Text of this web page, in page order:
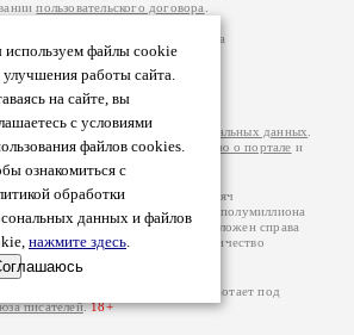
файлы cookie
улучшения работы сайта.
на сайте, вы
с условиями
файлов cookies.
ознакомиться с
обработки
данных и файлов
нажмите здесь.
пользовательского договора
принадлежат авторам
. Перепечатка произведений возможна
к которому вы можете
странице. Ответственность за
несут самостоятельно на
изаконодательства
Политики обработки персональных данных
более подробнуюинформацию о портале и
Проза.ру – порядка 100 тысяч
общей сумме просматривают более полумиллиона
посещаемости, который расположен справа
графе указано по две цифры: количество
посетителей.
авторам, 2000-2026. Портал работает под
писателей.18+